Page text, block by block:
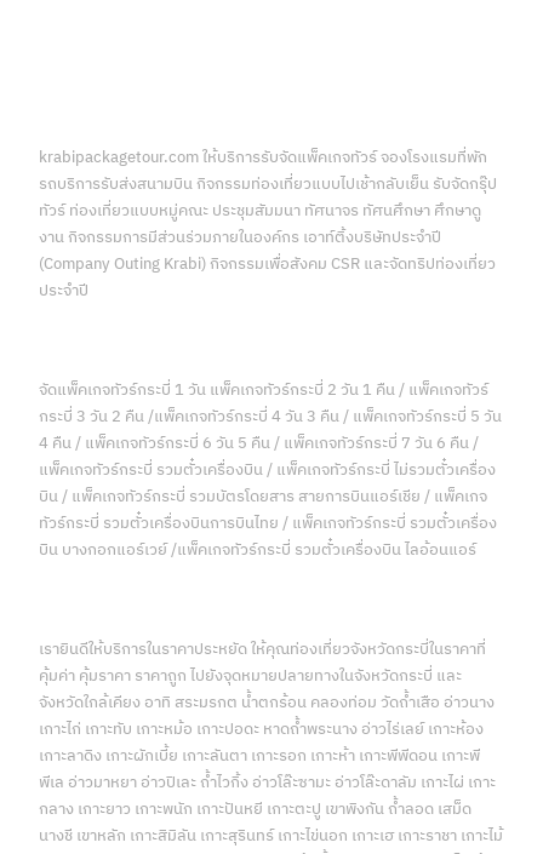
krabipackagetour.com ให้บริการรับจัดแพ็คเกจทัวร์ จองโรงแรมที่พัก
รถบริการรับส่งสนามบิน กิจกรรมท่องเที่ยวแบบไปเช้ากลับเย็น รับจัดกรุ๊ป
ทัวร์ ท่องเที่ยวแบบหมู่คณะ ประชุมสัมมนา ทัศนาจร ทัศนศึกษา ศึกษาดู
งาน กิจกรรมการมีส่วนร่วมภายในองค์กร เอาท์ติ้งบริษัทประจำปี
(Company Outing Krabi) กิจกรรมเพื่อสังคม CSR และจัดทริปท่องเที่ยว
ประจำปี
จัดแพ็คเกจทัวร์กระบี่ 1 วัน แพ็คเกจทัวร์กระบี่ 2 วัน 1 คืน / แพ็คเกจทัวร์
กระบี่ 3 วัน 2 คืน /แพ็คเกจทัวร์กระบี่ 4 วัน 3 คืน / แพ็คเกจทัวร์กระบี่ 5 วัน
4 คืน / แพ็คเกจทัวร์กระบี่ 6 วัน 5 คืน / แพ็คเกจทัวร์กระบี่ 7 วัน 6 คืน /
แพ็คเกจทัวร์กระบี่ รวมตั๋วเครื่องบิน / แพ็คเกจทัวร์กระบี่ ไม่รวมตั๋วเครื่อง
บิน / แพ็คเกจทัวร์กระบี่ รวมบัตรโดยสาร สายการบินแอร์เชีย / แพ็คเกจ
ทัวร์กระบี่ รวมตั๋วเครื่องบินการบินไทย / แพ็คเกจทัวร์กระบี่ รวมตั๋วเครื่อง
บิน บางกอกแอร์เวย์ /แพ็คเกจทัวร์กระบี่ รวมตั๋วเครื่องบิน ไลอ้อนแอร์
เรายินดีให้บริการในราคาประหยัด ให้คุณท่องเที่ยวจังหวัดกระบี่ในราคาที่
คุ้มค่า คุ้มราคา ราคาถูก ไปยังจุดหมายปลายทางในจังหวัดกระบี่ และ
จังหวัดใกล้เคียง อาทิ สระมรกต น้ำตกร้อน คลองท่อม วัดถ้ำเสือ อ่าวนาง
เกาะไก่ เกาะทับ เกาะหม้อ เกาะปอดะ หาดถ้ำพระนาง อ่าวไร่เลย์ เกาะห้อง
เกาะลาดิง เกาะผักเบี้ย เกาะลันตา เกาะรอก เกาะห้า เกาะพีพีดอน เกาะพี
พีเล อ่าวมาหยา อ่าวปิเละ ถ้ำไวกิ้ง อ่าวโล๊ะซามะ อ่าวโล๊ะดาลัม เกาะไผ่ เกาะ
กลาง เกาะยาว เกาะพนัก เกาะปันหยี เกาะตะปู เขาพิงกัน ถ้ำลอด เสม็ด
นางชี เขาหลัก เกาะสิมิลัน เกาะสุรินทร์ เกาะไข่นอก เกาะเฮ เกาะราชา เกาะไม้